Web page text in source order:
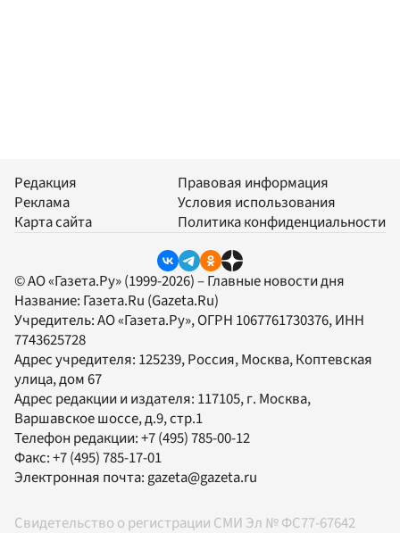
Редакция
Реклама
Карта сайта
Правовая информация
Условия использования
Политика конфиденциальности
© АО «Газета.Ру» (1999-2026) – Главные новости дня
Название: Газета.Ru (Gazeta.Ru)
Учредитель:АО «Газета.Ру», ОГРН 1067761730376, ИНН
7743625728
Адрес учредителя: 125239, Россия, Москва, Коптевская
улица, дом 67
Адрес редакции и издателя: 117105, г. Москва,
Варшавское шоссе, д.9, стр.1
Телефон редакции:+7 (495) 785-00-12
Факс:+7 (495) 785-17-01
Электронная почта:gazeta@gazeta.ru
Свидетельство о регистрации СМИ Эл № ФС77-67642